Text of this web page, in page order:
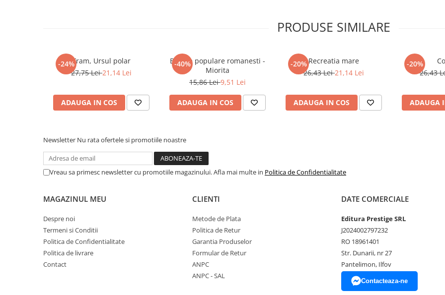
Crime, Thriller, Mistery
Literatura Romana
Literatura Universala
Senzatii/Erotic
Senzatii/Thriller
Teens Book Club
PRODUSE SIMILARE
-24%Fram, Ursul polar
27,75 Lei21,14 Lei
ADAUGA IN COS
-40%
Balade populare romanesti -
Miorita
15,86 Lei9,51 Lei
ADAUGA IN COS
-20%Recreatia mare
26,43 Lei21,14 Lei
ADAUGA IN COS
-20%
26,43
ADAUGA
Newsletter Nu rata ofertele si promotiile noastre
Vreau sa primesc newsletter cu promotiile magazinului. Afla mai multe in Politica de Confidentialitate
MAGAZINUL MEU
Despre noi
Termeni si Conditii
Politica de Confidentialitate
Politica de livrare
Contact
CLIENTI
Metode de Plata
Politica de Retur
Garantia Produselor
Formular de Retur
ANPC
ANPC - SAL
DATE COMERCIALE
Editura Prestige SRL
J2024002797232
RO 18961401
Str. Dunarii, nr 27
Pantelimon, Ilfov
Contacteaza-ne